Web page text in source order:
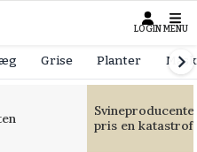
LOGIN MENU
Grise Planter
pris en